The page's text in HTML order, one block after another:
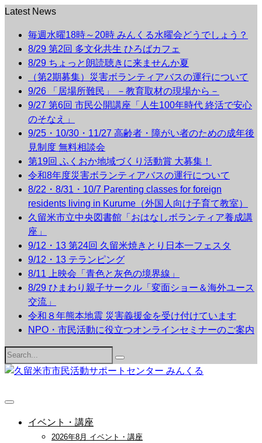
Latest News
毎週水曜18時～20時 みんくる水曜会どうでしょう？
8/29 第2回 多文化共生 ひろばカフェ
8/29 ちょっと朗読聴きに来ませんか夏
（第2期募集）災害ボランティアバスの運行について
9/26 「居場所難民」 －教育取材の現場から－
9/27 第6回 市民公開講座「人生100年時代 終活で安心
のそなえ」
9/25・10/30・11/27 高齢者・障がい者のための成年後
見制度 無料相談会
第19回 ふくおか地域づくり活動賞 大募集！
令和8年度災害ボランティアバスの運行について
8/22・8/31・10/7 Parenting classes for foreign
residents living in Kurume（外国人向け子育て教室）
久留米市立中央図書館「おはなしボランティア養成講
座」
9/12・13 第24回 久留米焼きとり日本一フェスタ
9/12・13 テランピング
8/11 上映会「青色と灰色の境界線」
8/29 ひまわり親子サークル「変面ショー＆海外ユース
交流」
令和８年熊本地震 災害義援金を受け付けています
NPO・市民活動に役立つオンラインセミナーのご案内
Search
for:
イベント・講座
2026年8月 イベント・講座